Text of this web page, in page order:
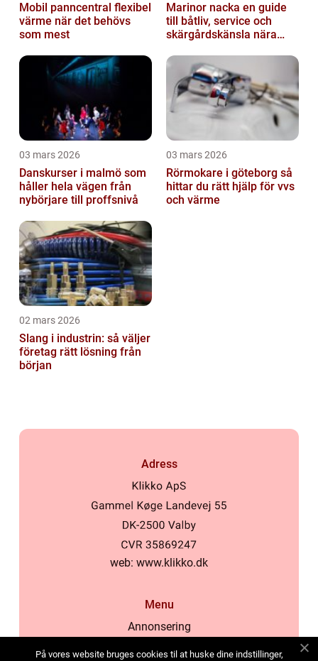
Mobil panncentral flexibel
värme när det behövs
som mest
Marinor nacka en guide
till båtliv, service och
skärgårdskänsla nära
03 mars 2026
Danskurser i malmö som
håller hela vägen från
nybörjare till proffsnivå
03 mars 2026
Rörmokare i göteborg så
hittar du rätt hjälp för vvs
och värme
02 mars 2026
Slang i industrin: så väljer
företag rätt lösning från
början
Adress
web: www.klikko.dk
Menu
Annonsering
På vores website bruges cookies til at huske dine indstillinger,